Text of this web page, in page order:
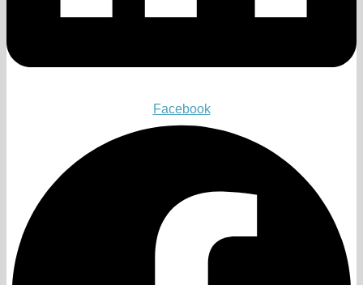
Facebook